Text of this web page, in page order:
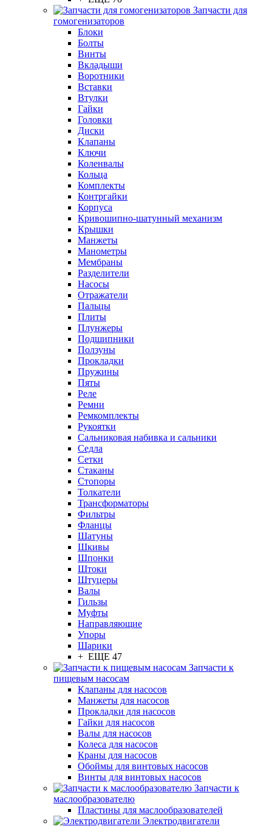
Запчасти для
гомогенизаторов
Блоки
Болты
Винты
Вкладыши
Воротники
Вставки
Втулки
Гайки
Головки
Диски
Клапаны
Ключи
Коленвалы
Кольца
Комплекты
Контргайки
Корпуса
Кривошипно-шатунный механизм
Крышки
Манжеты
Манометры
Мембраны
Разделители
Насосы
Отражатели
Пальцы
Плиты
Плунжеры
Подшипники
Ползуны
Прокладки
Пружины
Пяты
Реле
Ремни
Ремкомплекты
Рукоятки
Сальниковая набивка и сальники
Седла
Сетки
Стаканы
Стопоры
Толкатели
Трансформаторы
Фильтры
Фланцы
Шатуны
Шкивы
Шпонки
Штоки
Штуцеры
Валы
Гильзы
Муфты
Направляющие
Упоры
Шарики
+ ЕЩЕ 47
Запчасти к
пищевым насосам
Клапаны для насосов
Манжеты для насосов
Прокладки для насосов
Гайки для насосов
Валы для насосов
Колеса для насосов
Краны для насосов
Обоймы для винтовых насосов
Винты для винтовых насосов
Запчасти к
маслообразователю
Пластины для маслообразователей
Электродвигатели